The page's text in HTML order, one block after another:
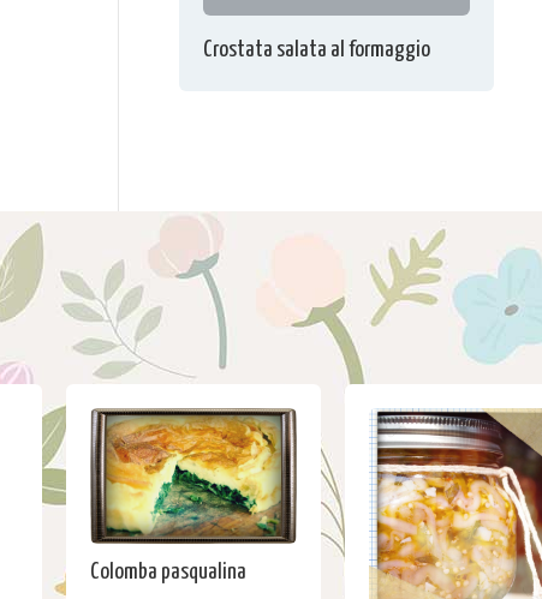
Crostata salata al formaggio
Colomba pasqualina